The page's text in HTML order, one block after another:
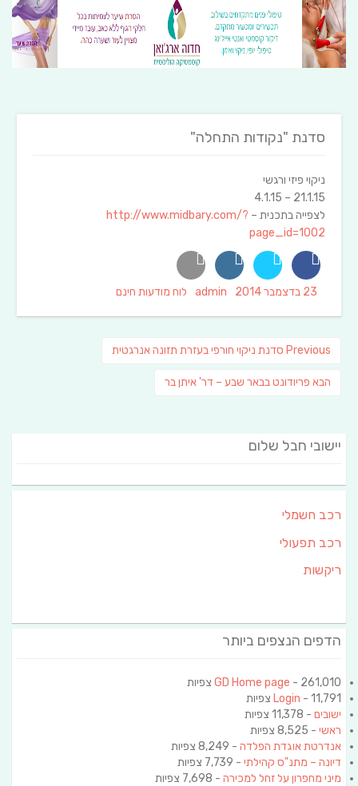
סדנת "נקודות התחלה"
ניקוי פיזי ורגשי
21.1.15 – 4.1.15
לצפייה בתכנית – http://www.midbary.com/?
page_id=1002
Posted
23 בדצמבר 2014 Author
admin
Categories
לוח מודעות חינם
Previous
Previous
סדנת ניקוי חורפי בעזרת תזונה אנרגטית
הבא פוסט
פריודונט בבאר שבע – דר' איתן בר
יישובי חבל שלום
רכב חשמלי
רכב תפעולי
ריקשות
הדפים הנצפים ביותר
GD Home page - 261,010 צפיות
Login - 11,791 צפיות
ישובים - 11,378 צפיות
ראשי - 8,525 צפיות
אנדרטת אוגדת הפלדה - 8,249 צפיות
דיונה – מתנ"ס קהילתי - 7,739 צפיות
מיני מחפרון על זחל למכירה - 7,698 צפיות